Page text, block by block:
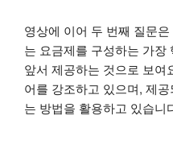
영상에 이어 두 번째 질문은
는 요금제를 구성하는 가장
앞서 제공하는 것으로 보여
어를 강조하고 있으며, 제
는 방법을 활용하고 있습니